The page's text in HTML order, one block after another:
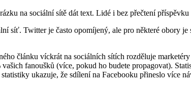
na sociální sítě dát text. Lidé i bez přečtení
síť. Twitter je často opomíjený, ale pro některé obory
článku víckrát na sociálních sítích rozděluje
fanoušků (více, pokud ho budete propagovat).
ukazuje, že sdílení na Facebooku přineslo více